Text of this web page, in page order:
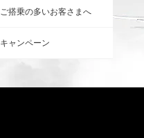
ご搭乗の多いお客さまへ
キャンペーン